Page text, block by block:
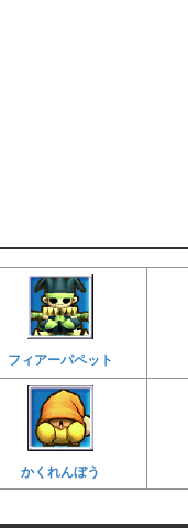
フィアーパペット
かくれんぼう